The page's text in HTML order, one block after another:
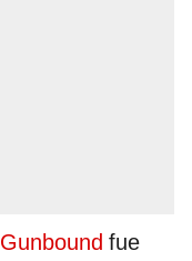
Gunbound fue